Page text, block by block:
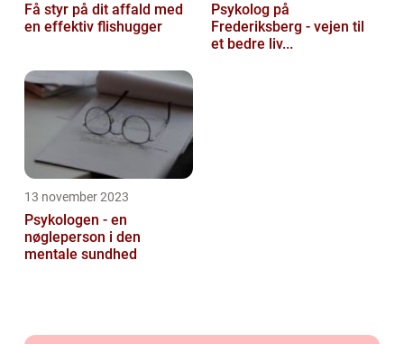
Få styr på dit affald med
en effektiv flishugger
Psykolog på
Frederiksberg - vejen til
et bedre liv...
13 november 2023
Psykologen - en
nøgleperson i den
mentale sundhed